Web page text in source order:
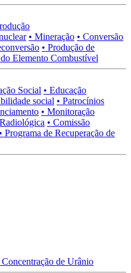
• Mineração • Conversão
• Produção de
Elemento Combustível
Social • Educação
social • Patrocínios
• Monitoração
• Comissão
• Programa de Recuperação de
de Urânio